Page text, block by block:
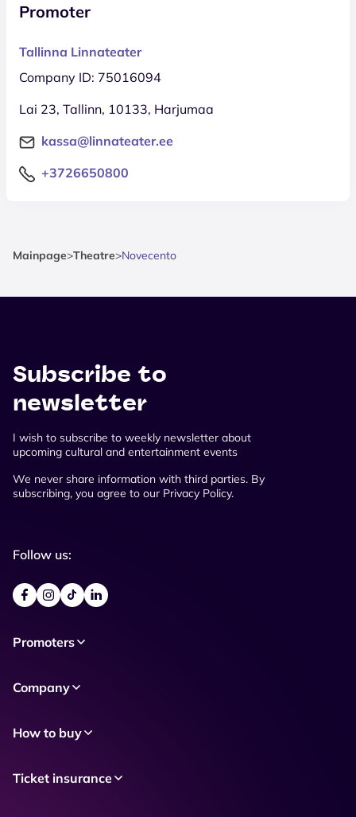
Promoter
Tallinna Linnateater
Company ID: 75016094
Lai 23, Tallinn, 10133, Harjumaa
kassa@linnateater.ee
+3726650800
Mainpage>Theatre>Novecento
Subscribe to
newsletter
I wish to subscribe to weekly newsletter about
upcoming cultural and entertainment events
We never share information with third parties. By
subscribing, you agree to our Privacy Policy.
Follow us:
Promoters
Company
How to buy
Ticket insurance